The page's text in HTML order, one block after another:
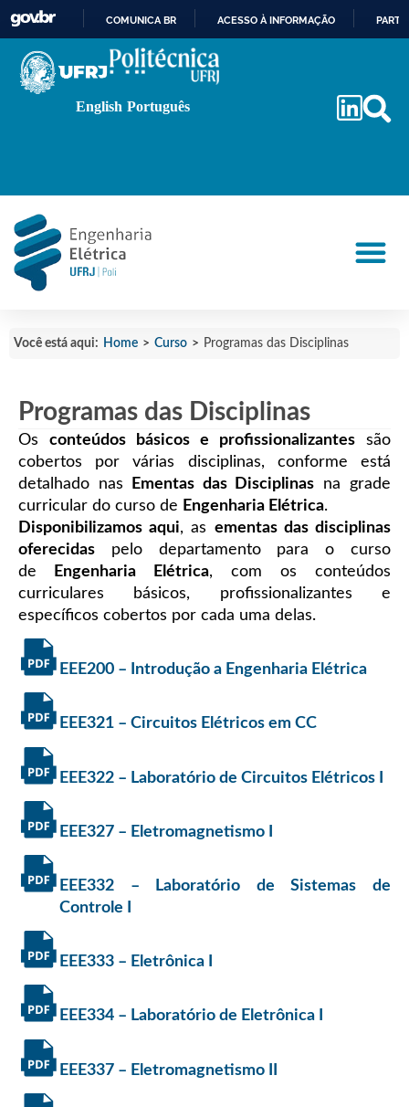
PARA
COMUNICA BR ACESSO À INFORMAÇÃO
English Português
Você está aqui: Home > Curso > Programas das Disciplinas
Programas das Disciplinas
Os conteúdos básicos e profissionalizantes são
cobertos por várias disciplinas, conforme está
detalhado nas Ementas das Disciplinas na grade
curricular do curso de Engenharia Elétrica.
Disponibilizamos aqui, as ementas das disciplinas
oferecidas pelo departamento para o curso
de Engenharia Elétrica, com os conteúdos
curriculares básicos, profissionalizantes e
específicos cobertos por cada uma delas.
EEE200 – Introdução a Engenharia Elétrica
EEE321 – Circuitos Elétricos em CC
EEE322 – Laboratório de Circuitos Elétricos I
EEE327 – Eletromagnetismo I
EEE332 – Laboratório de Sistemas de
Controle I
EEE333 – Eletrônica I
EEE334 – Laboratório de Eletrônica I
EEE337 – Eletromagnetismo II